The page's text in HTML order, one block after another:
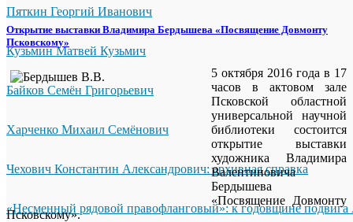
Пяткин Георгий Иванович
Кузьмин Матвей Кузьмич
Байков Семён Григорьевич
Харченко Михаил Семёнович
Чехович Константин Александрович: архивная справка
«Несменный рядовой правофланговый»: к годовщине подвига
Открытие выставки Владимира Бердышева «Посвящение Довмонту
Псковскому»
5 октября 2016 года в 17
часов в актовом зале
Псковской областной
универсальной научной
библиотеки состоится
открытие выставки
художника Владимира
Валентиновича
Бердышева
«Посвящение Довмонту
Псковскому».